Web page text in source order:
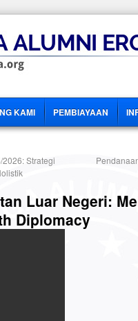
KAMI PEMBIAYAAN
Strategi
Luar Negeri:
Diplomacy